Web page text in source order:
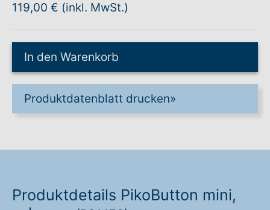
Anmelden
119,00 € (inkl. MwSt.)
In den Warenkorb
Produktdatenblatt drucken»
Produktdetails PikoButton mini,